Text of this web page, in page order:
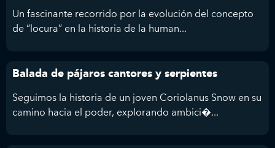
Un fascinante recorrido por la evolución del concepto
de “locura” en la historia de la human...
Balada de pájaros cantores y serpientes
Seguimos la historia de un joven Coriolanus Snow en su
camino hacia el poder, explorando ambici�...